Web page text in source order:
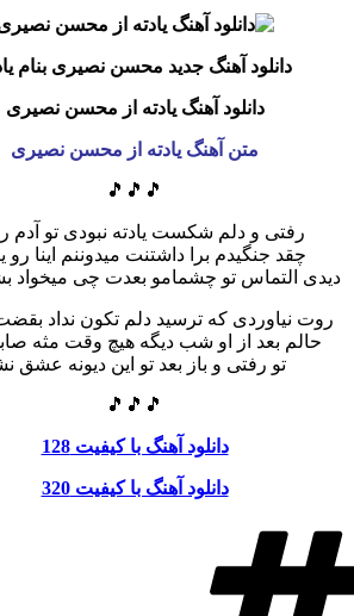
دانلود آهنگ جدید محسن نصیری بنام
دانلود آهنگ یادته از محسن نصیری
متن آهنگ یادته از محسن نصیری
🎵🎵🎵
رفتی و دلم شکست یادته نبودی تو آدم
چقد جنگیدم برا داشتنت میدوننم اینا رو
دیدی التماس تو چشمامو بعدت چی میخواد
روت نیاوردی که ترسید دلم تکون نداد
حالم بعد از او شب دیگه هیچ وقت مثه
تو رفتی و باز بعد تو این دیونه عشق
🎵🎵🎵
دانلود آهنگ با کیفیت 128
دانلود آهنگ با کیفیت 320